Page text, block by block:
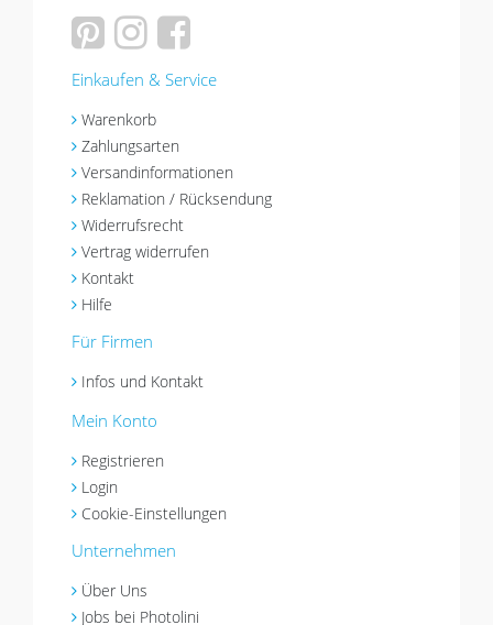
Einkaufen & Service
Warenkorb
Zahlungsarten
Versandinformationen
Reklamation / Rücksendung
Widerrufsrecht
Vertrag widerrufen
Kontakt
Hilfe
Für Firmen
Infos und Kontakt
Mein Konto
Registrieren
Login
Cookie-Einstellungen
Unternehmen
Über Uns
Jobs bei Photolini